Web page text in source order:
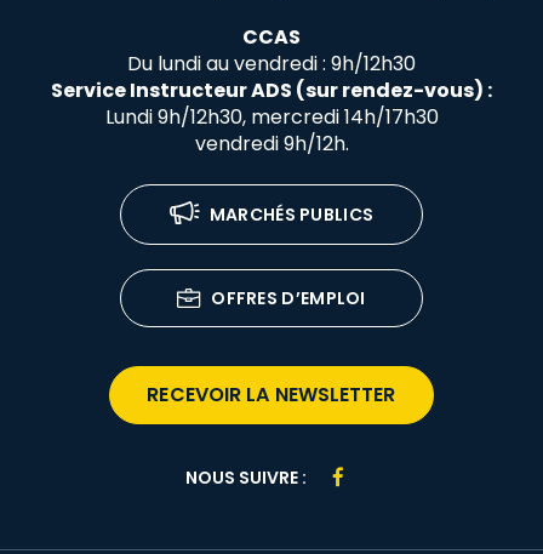
CCAS
Du lundi au vendredi : 9h/12h30
Service Instructeur ADS (sur rendez-vous) :
Lundi 9h/12h30, mercredi 14h/17h30
vendredi 9h/12h.
MARCHÉS PUBLICS
OFFRES D’EMPLOI
RECEVOIR LA NEWSLETTER
NOUS SUIVRE :